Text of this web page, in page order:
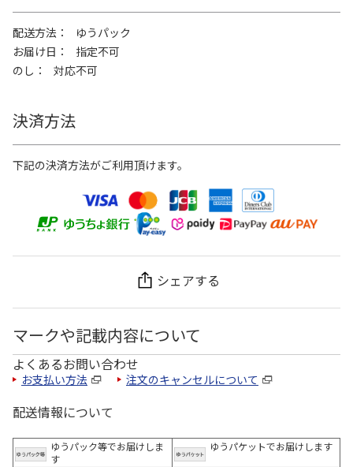
配送方法
ゆうパック
お届け日
指定不可
のし
対応不可
決済方法
下記の決済方法がご利用頂けます。
シェアする
マークや記載内容について
よくあるお問い合わせ
お支払い方法 注文のキャンセルについて
配送情報について
ゆうパック等でお届けしま
す
ゆうパケットでお届けします